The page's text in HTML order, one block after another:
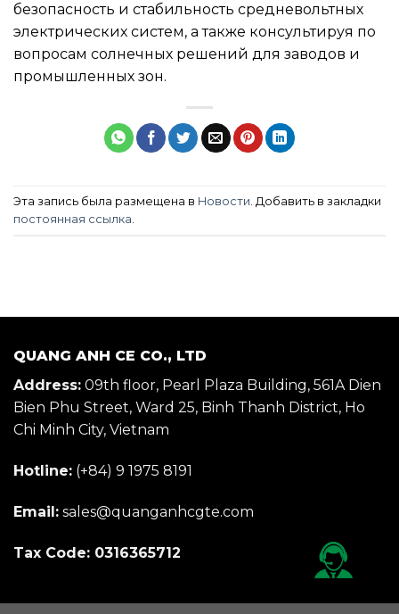
безопасность и стабильность средневольтных
электрических систем, а также консультируя по
вопросам солнечных решений для заводов и
промышленных зон.
Эта запись была размещена в Новости . Добавить в закладки
постоянная ссылка
QUANG ANH CE CO., LTD
Address: 09th floor, Pearl Plaza Building, 561A Dien
Bien Phu Street, Ward 25, Binh Thanh District, Ho
Chi Minh City, Vietnam
Hotline: (+84) 9 1975 8191
Email: sales@quanganhcgte.com
Tax Code: 0316365712